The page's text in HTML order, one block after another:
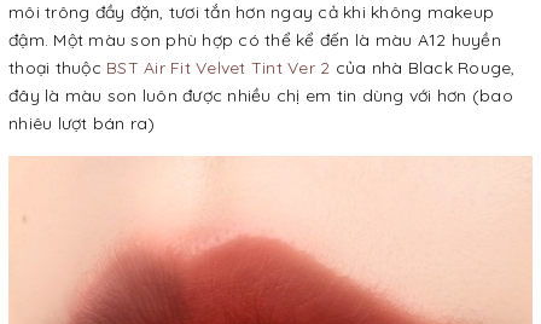
môi trông đầy đặn, tươi tắn hơn ngay cả khi không makeup
đậm. Một màu son phù hợp có thể kể đến là màu A12 huyền
thoại thuộc BST Air Fit Velvet Tint Ver 2 của nhà Black Rouge,
đây là màu son luôn được nhiều chị em tin dùng với hơn (bao
nhiêu lượt bán ra)